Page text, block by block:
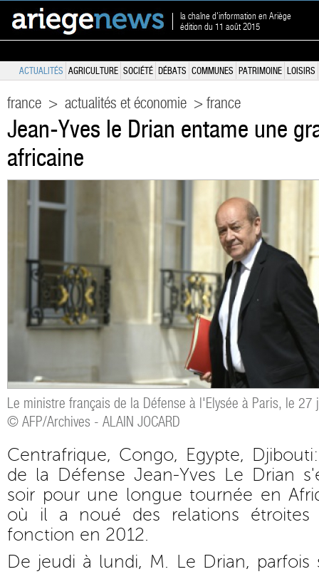
la chaîne d'information en Ariège
édition du 11 août 2015
ACTUALITÉS AGRICULTURE SOCIÉTÉ DÉBATS COMMUNES PATRIMOINE LOISIRS
france > actualités et économie > france
Jean-Yves le Drian entame une
africaine
Le ministre français de la Défense à l'Elysée à Paris, le
© AFP/Archives - ALAIN JOCARD
Centrafrique, Congo, Egypte,
de la Défense Jean-Yves Le Drian
soir pour une longue tournée en
où il a noué des relations étroites
fonction en 2012.
De jeudi à lundi, M. Le Drian, parfois